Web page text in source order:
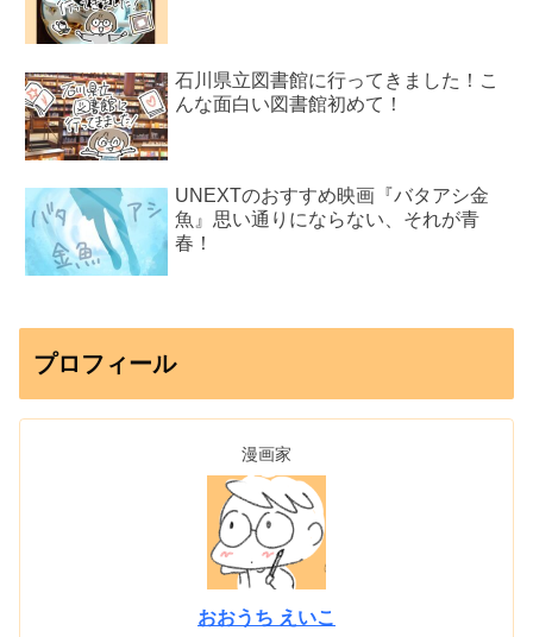
石川県立図書館に行ってきました！こ
んな面白い図書館初めて！
UNEXTのおすすめ映画『バタアシ金
魚』思い通りにならない、それが青
春！
プロフィール
漫画家
おおうち えいこ